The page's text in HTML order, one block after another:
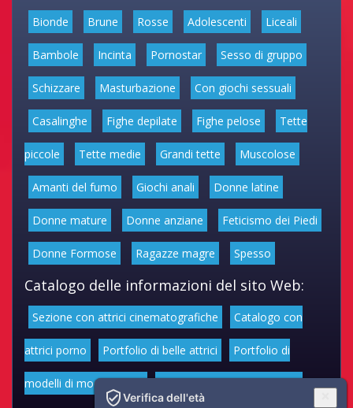
Bionde Brune Rosse Adolescenti Liceali
Bambole Incinta Pornostar Sesso di gruppo
Schizzare Masturbazione Con giochi sessuali
Casalinghe Fighe depilate Fighe pelose Tette
piccole Tette medie Grandi tette Muscolose
Amanti del fumo Giochi anali Donne latine
Donne mature Donne anziane Feticismo dei Piedi
Donne Formose Ragazze magre Spesso
Catalogo delle informazioni del sito Web:
Sezione con attrici cinematografiche Catalogo con
attrici porno Portfolio di belle attrici Portfolio di
modelli di moda volgari Affascinanti star dello sport
Verifica dell'età